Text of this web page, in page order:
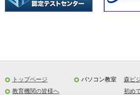
トップページ
教育機関の皆様へ
パソコン教室
森ビ
初め